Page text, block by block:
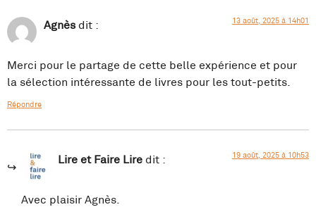
Agnès dit : 13 août, 2025 à 14h01
Merci pour le partage de cette belle expérience et pour
la sélection intéressante de livres pour les tout-petits.
Répondre
Lire et Faire Lire dit : 19 août, 2025 à 10h53
Avec plaisir Agnès.